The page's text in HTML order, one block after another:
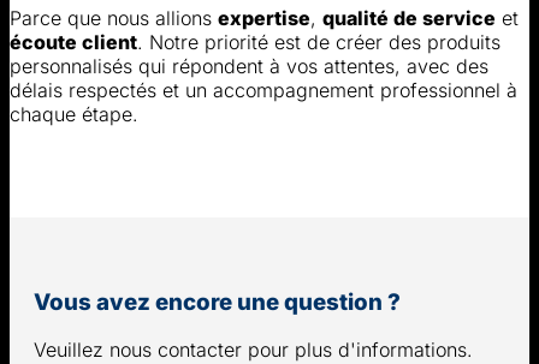
Parce que nous allions expertise, qualité de service et
écoute client. Notre priorité est de créer des produits
personnalisés qui répondent à vos attentes, avec des
délais respectés et un accompagnement professionnel à
chaque étape.
Vous avez encore une question ?
Veuillez nous contacter pour plus d'informations.